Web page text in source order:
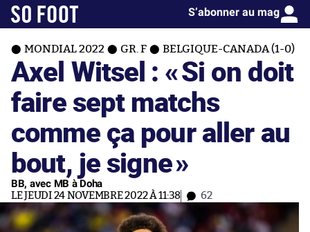
S’abonner au mag
MONDIAL 2022 GR. F BELGIQUE-CANADA (1-0)
Axel Witsel : «Si on doit
faire sept matchs
comme ça pour aller au
bout, je signe»
BB, avec MB à Doha
LE JEUDI 24 NOVEMBRE 2022 À 11:38 62